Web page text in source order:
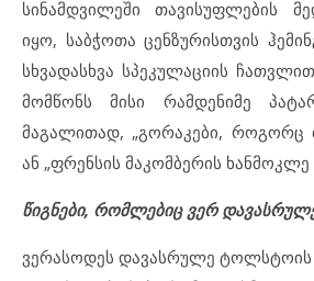
სინამდვილეში თავისუფლების
იყო, საბჭოთა ცენზურისთვის
სხვადასხვა სპეკულაციის
მომწონს მისი რამდენიმე
მაგალითად, „გორაკები, როგორც
ან „ფრენსის მაკომბერის ხანმოკლე
წიგნები, რომლებიც ვერ
ვერასოდეს დავასრულე ტოლსტოის